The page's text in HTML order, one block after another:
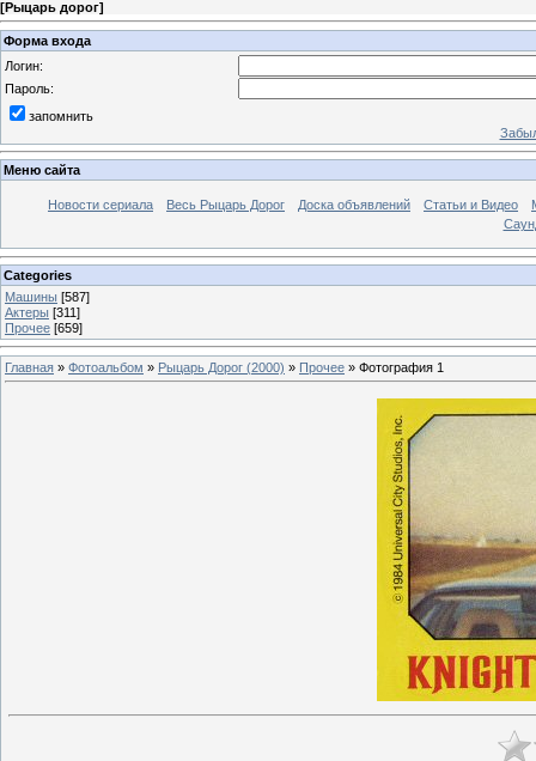
[Рыцарь дорог]
Форма входа
Логин:
Пароль:
запомнить
Меню сайта
Новости сериала Весь Рыцарь Дорог Доска объявлений Статьи и Видео
Categories
Машины [587]
Актеры [311]
Прочее [659]
Главная » Фотоальбом » Рыцарь Дорог (2000) » Прочее » Фотография 1